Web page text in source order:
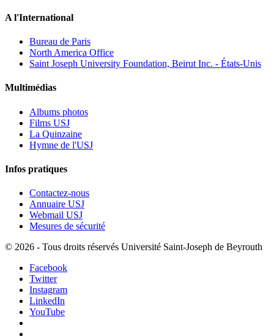
A l'International
Bureau de Paris
North America Office
Saint Joseph University Foundation, Beirut Inc. - États-Unis
Multimédias
Albums photos
Films USJ
La Quinzaine
Hymne de l'USJ
Infos pratiques
Contactez-nous
Annuaire USJ
Webmail USJ
Mesures de sécurité
© 2026 - Tous droits réservés Université Saint-Joseph de Beyrouth
Facebook
Twitter
Instagram
LinkedIn
YouTube